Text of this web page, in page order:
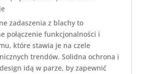
zadaszenia z blachy to
połączenie funkcjonalności i
które stawia je na czele
trendów. Solidna ochrona i
idą w parze, by zapewnić